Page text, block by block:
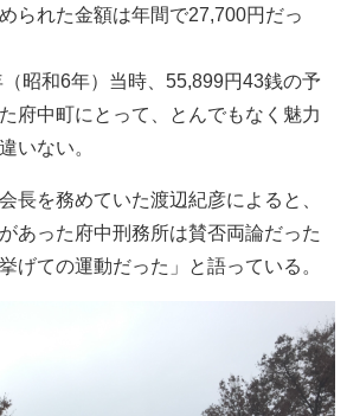
られた金額は年間で27,700円だっ
昭和6年）当時、55,899円43銭の予
府中町にとって、とんでもなく魅力
いない。
長を務めていた渡辺紀彦によると、
あった府中刑務所は賛否両論だった
げての運動だった」と語っている。